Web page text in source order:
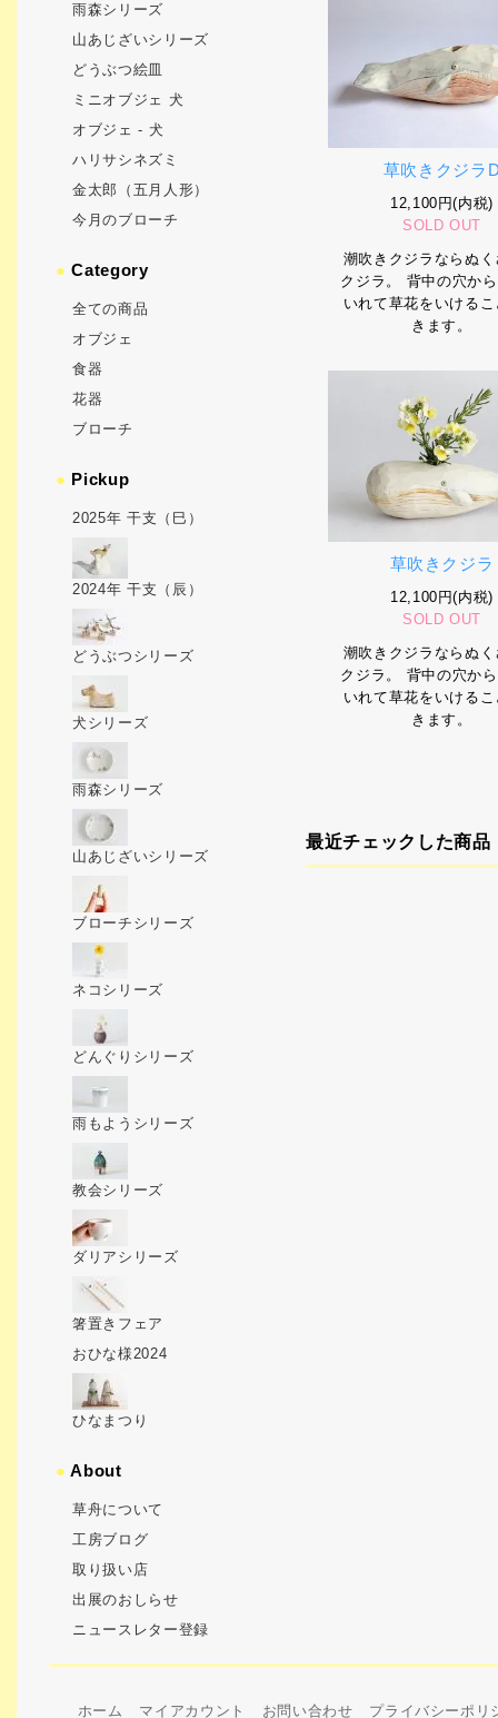
草吹きクジラ
12,100円(内税)
SOLD OUT
潮吹きクジラならぬ
クジラ。 背中の穴か
いれて草花をいける
きます。
草吹きクジラ
12,100円(内税)
SOLD OUT
潮吹きクジラならぬ
クジラ。 背中の穴か
いれて草花をいける
きます。
最近チェックした商品
雨森シリーズ
山あじざいシリーズ
どうぶつ絵皿
ミニオブジェ 犬
オブジェ - 犬
ハリサシネズミ
金太郎（五月人形）
今月のブローチ
●Category
全ての商品
オブジェ
食器
花器
ブローチ
● Pickup
2025年 干支（巳）
2024年 干支（辰）
どうぶつシリーズ
犬シリーズ
雨森シリーズ
山あじざいシリーズ
ブローチシリーズ
ネコシリーズ
どんぐりシリーズ
雨もようシリーズ
教会シリーズ
ダリアシリーズ
箸置きフェア
おひな様2024
ひなまつり
●About
草舟について
工房ブログ
取り扱い店
出展のおしらせ
ニュースレター登録
ホーム マイアカウント お問い合わせ プライバシーポリ